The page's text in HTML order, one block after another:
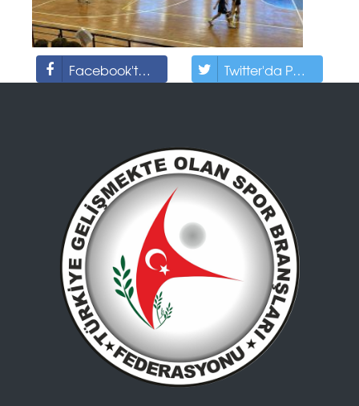
Facebook'ta Paylaş Twitter'da Paylaş